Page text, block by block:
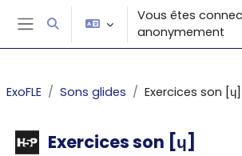
Passer au contenu principal
Panneau latéral
Activer/désactiver la saisie de
Vous êtes
anonymement
ExoFLE Sons glides Exercices son [ɥ]
Exercices son [ɥ]